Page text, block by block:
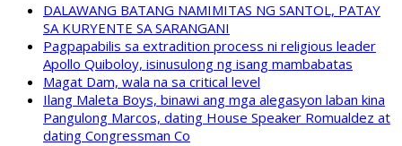
DALAWANG BATANG NAMIMITAS NG SANTOL, PATAY
SA KURYENTE SA SARANGANI
Pagpapabilis sa extradition process ni religious leader
Apollo Quiboloy, isinusulong ng isang mambabatas
Magat Dam, wala na sa critical level
Ilang Maleta Boys, binawi ang mga alegasyon laban kina
Pangulong Marcos, dating House Speaker Romualdez at
dating Congressman Co